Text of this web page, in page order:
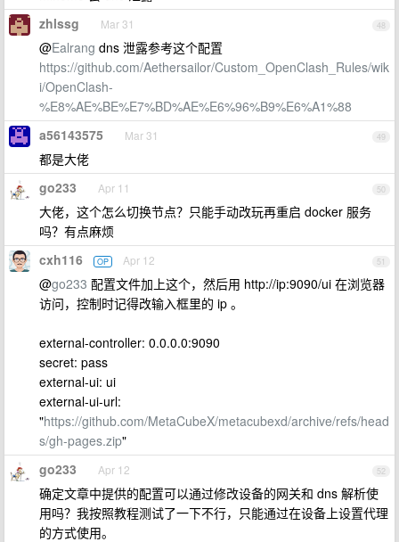
48
zhlssg Mar 31
@Ealrang dns 泄露参考这个配置
https://github.com/Aethersailor/Custom_OpenClash_Rules/wik
i/OpenClash-
%E8%AE%BE%E7%BD%AE%E6%96%B9%E6%A1%88
49
a56143575 Mar 31
都是大佬
50
go233 Apr 11
大佬，这个怎么切换节点？只能手动改玩再重启 docker 服务
吗？有点麻烦
51
cxh116 OP Apr 12
@go233 配置文件加上这个，然后用 http://ip:9090/ui 在浏览器
访问，控制时记得改输入框里的 ip 。
external-controller: 0.0.0.0:9090
secret: pass
external-ui: ui
external-ui-url:
"https://github.com/MetaCubeX/metacubexd/archive/refs/head
s/gh-pages.zip"
52
go233 Apr 12
确定文章中提供的配置可以通过修改设备的网关和 dns 解析使
用吗？我按照教程测试了一下不行，只能通过在设备上设置代理
的方式使用。